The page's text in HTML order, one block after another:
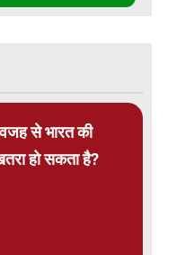
से भारत की
हो सकता है?